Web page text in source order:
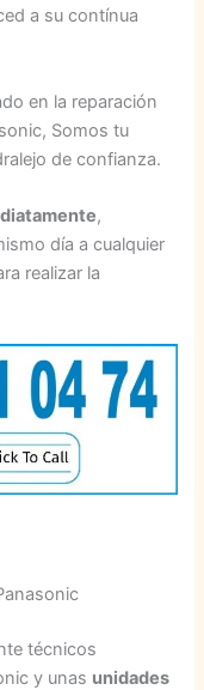
a su contínua
en la reparación
Somos tu
de confianza.
,
día a cualquier
realizar la
técnicos
y unas unidades